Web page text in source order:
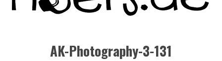
AK-Photography-3-131